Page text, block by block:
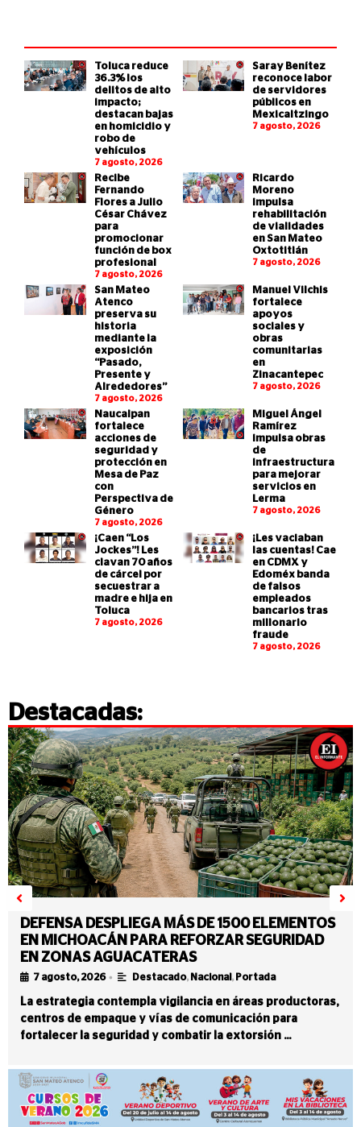
Toluca reduce
36.3% los
delitos de alto
impacto;
destacan bajas
en homicidio y
robo de
vehículos
7 agosto, 2026
Saray Benítez
reconoce labor
de servidores
públicos en
Mexicaltzingo
7 agosto, 2026
Recibe
Fernando
Flores a Julio
César Chávez
para
promocionar
función de box
profesional
7 agosto, 2026
Ricardo
Moreno
impulsa
rehabilitación
de vialidades
en San Mateo
Oxtotitlán
7 agosto, 2026
San Mateo
Atenco
preserva su
historia
mediante la
exposición
“Pasado,
Presente y
Alrededores”
7 agosto, 2026
Manuel Vilchis
fortalece
apoyos
sociales y
obras
comunitarias
en
Zinacantepec
7 agosto, 2026
Naucalpan
fortalece
acciones de
seguridad y
protección en
Mesa de Paz
con
Perspectiva de
Género
7 agosto, 2026
Miguel Ángel
Ramírez
impulsa obras
de
infraestructura
para mejorar
servicios en
Lerma
7 agosto, 2026
¡Caen “Los
Jockes”! Les
clavan 70 años
de cárcel por
secuestrar a
madre e hija en
Toluca
7 agosto, 2026
¡Les vaciaban
las cuentas! Cae
en CDMX y
Edoméx banda
de falsos
empleados
bancarios tras
millonario
fraude
7 agosto, 2026
Destacadas:
DEFENSA DESPLIEGA MÁS DE 1500 ELEMENTOS
EN MICHOACÁN PARA REFORZAR SEGURIDAD
EN ZONAS AGUACATERAS
7 agosto, 2026 • Destacado, Nacional , Portada
La estrategia contempla vigilancia en áreas productoras,
centros de empaque y vías de comunicación para
fortalecer la seguridad y combatir la extorsión …